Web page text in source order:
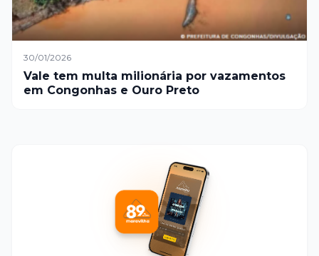
30/01/2026
Vale tem multa milionária por vazamentos
em Congonhas e Ouro Preto